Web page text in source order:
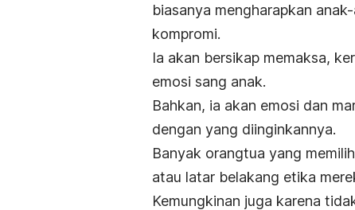
biasanya mengharapkan
kompromi.
Ia akan bersikap memaksa,
emosi sang anak.
Bahkan, ia akan emosi dan
dengan yang diinginkannya.
Banyak orangtua yang
atau latar belakang etika
Kemungkinan juga karena